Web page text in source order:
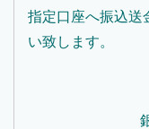
指定口座へ振込送
い致します。